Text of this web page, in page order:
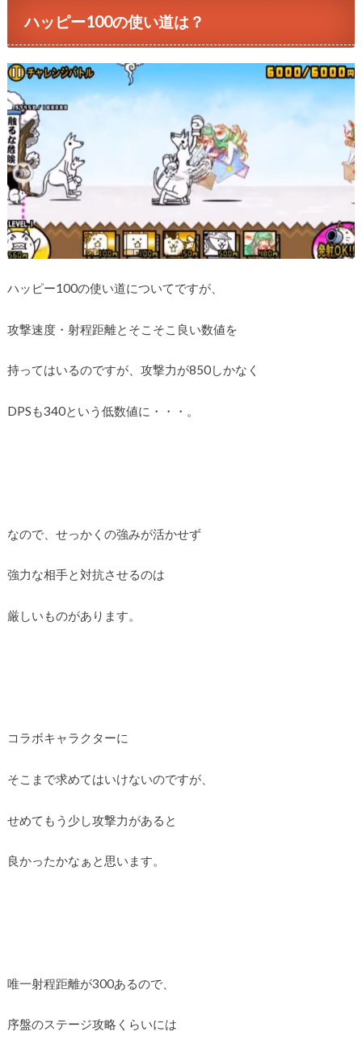
ハッピー100の使い道は？
ハッピー100の使い道についてですが、
攻撃速度・射程距離とそこそこ良い数値を
持ってはいるのですが、攻撃力が850しかなく
DPSも340という低数値に・・・。
なので、せっかくの強みが活かせず
強力な相手と対抗させるのは
厳しいものがあります。
コラボキャラクターに
そこまで求めてはいけないのですが、
せめてもう少し攻撃力があると
良かったかなぁと思います。
唯一射程距離が300あるので、
序盤のステージ攻略くらいには